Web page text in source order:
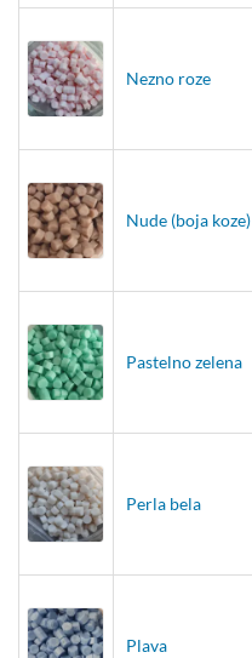
Nezno roze
Nude (boja koze)
Pastelno zelena
Perla bela
Plava